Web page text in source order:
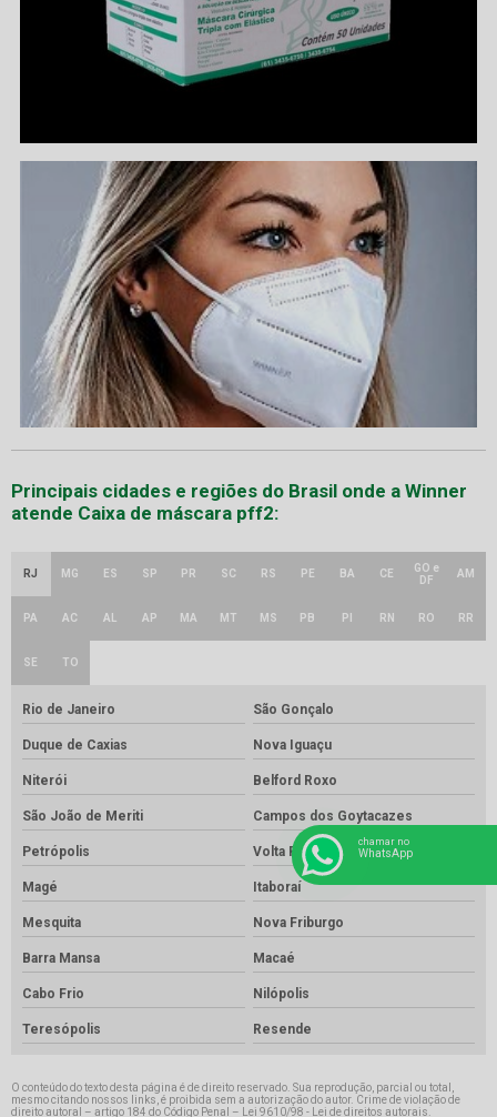
Principais cidades e regiões do Brasil onde a Winner
atende Caixa de máscara pff2:
RJ MG ES SP PR SC RS PE BA CE
GO e
DF
AM
PA AC AL AP MA MT MS PB PI RN RO RR
SE TO
Rio de Janeiro São Gonçalo
Duque de Caxias Nova Iguaçu
Niterói Belford Roxo
São João de Meriti Campos dos Goytacazes
Petrópolis Volta Redonda
Magé Itaboraí
Mesquita Nova Friburgo
Barra Mansa Macaé
Cabo Frio Nilópolis
Teresópolis Resende
O conteúdo do texto desta página é de direito reservado. Sua reprodução, parcial ou total,
mesmo citando nossos links, é proibida sem a autorização do autor. Crime de violação de
direito autoral – artigo 184 do Código Penal –
Lei 9610/98 - Lei de direitos autorais
chamar no
WhatsApp